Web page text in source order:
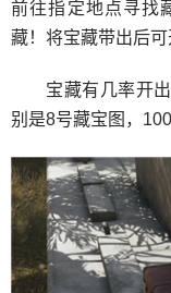
前往指定地点寻找
藏！将宝藏带出后可
宝藏有几率开
别是8号藏宝图，